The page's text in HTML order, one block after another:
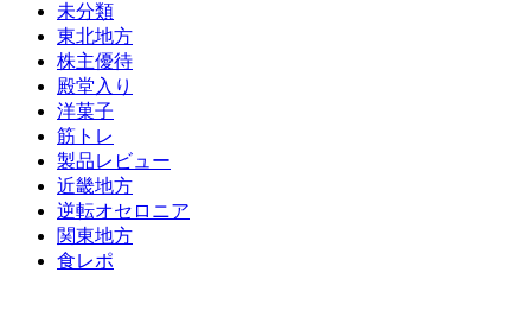
未分類
東北地方
株主優待
殿堂入り
洋菓子
筋トレ
製品レビュー
近畿地方
逆転オセロニア
関東地方
食レポ